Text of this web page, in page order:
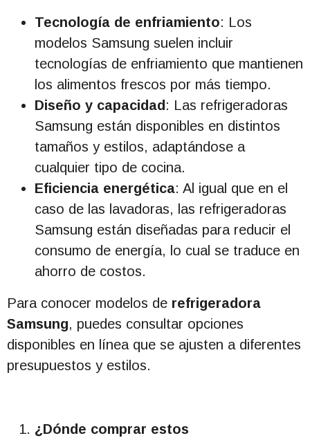
Tecnología de enfriamiento: Los
modelos Samsung suelen incluir
tecnologías de enfriamiento que mantienen
los alimentos frescos por más tiempo.
Diseño y capacidad : Las refrigeradoras
Samsung están disponibles en distintos
tamaños y estilos, adaptándose a
cualquier tipo de cocina.
Eficiencia energética: Al igual que en el
caso de las lavadoras, las refrigeradoras
Samsung están diseñadas para reducir el
consumo de energía, lo cual se traduce en
ahorro de costos.
Para conocer modelos de refrigeradora
Samsung, puedes consultar opciones
disponibles en línea que se ajusten a diferentes
presupuestos y estilos.
¿Dónde comprar estos